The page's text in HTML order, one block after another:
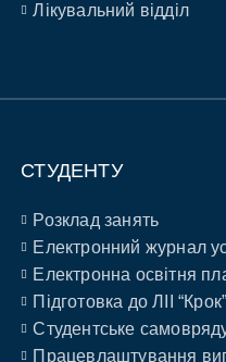
Лікувальний відділ
СТУДЕНТУ
Розклад занять
Електронний журнал
Електронна освітня
Підготовка до ЛІІ “Крок”
Студентське
Працевлаштування